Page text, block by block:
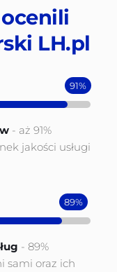
LH.pl
91%
- aż 91%
jakości usługi
89%
- 89%
sami oraz ich